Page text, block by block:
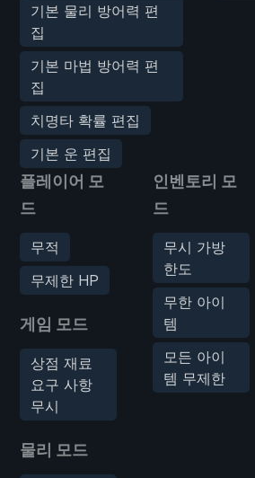
기본 물리 방어력 편
집
기본 마법 방어력 편
집
치명타 확률 편집
기본 운 편집
플레이어 모
드
무적
무제한 HP
게임 모드
상점 재료
요구 사항
무시
물리 모드
인벤토리 모
드
무시 가방
한도
무한 아이
템
모든 아이
템 무제한